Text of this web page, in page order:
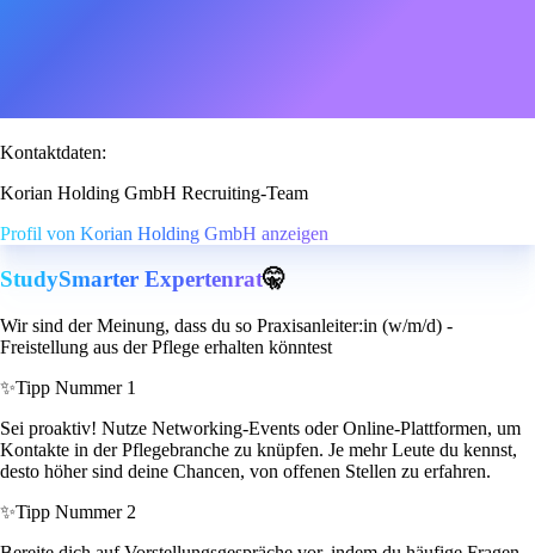
Kontaktdaten:
Korian Holding GmbH Recruiting-Team
Profil von Korian Holding GmbH anzeigen
StudySmarter Expertenrat🤫
Wir sind der Meinung, dass du so Praxisanleiter:in (w/m/d) -
Freistellung aus der Pflege erhalten könntest
✨Tipp Nummer 1
Sei proaktiv! Nutze Networking-Events oder Online-Plattformen, um
Kontakte in der Pflegebranche zu knüpfen. Je mehr Leute du kennst,
desto höher sind deine Chancen, von offenen Stellen zu erfahren.
✨Tipp Nummer 2